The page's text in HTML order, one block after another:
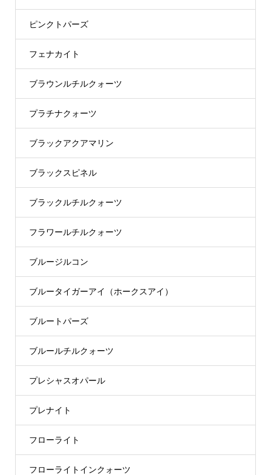
ピンクトパーズ
フェナカイト
ブラウンルチルクォーツ
プラチナクォーツ
ブラックアクアマリン
ブラックスピネル
ブラックルチルクォーツ
フラワールチルクォーツ
ブルージルコン
ブルータイガーアイ（ホークスアイ）
ブルートパーズ
ブルールチルクォーツ
プレシャスオパール
プレナイト
フローライト
フローライトインクォーツ